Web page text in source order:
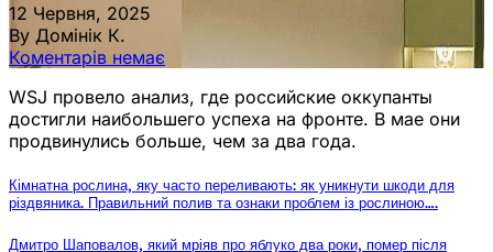
12 Червня, 2025
By Домінік К.
Коментарів немає
WSJ провело анализ, где российские оккупанты
достигли наибольшего успеха на фронте. В мае они
продвинулись больше, чем за два года.
Кімнатна рослина, яку часто переливають: як уникнути шкоди для
різдвяника. Правильний полив та ознаки проблем із рослиною….
Дмитро Шаповалов, який мріяв про яблуко два роки, помер після